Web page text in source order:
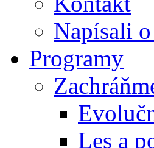
Napísali o
Programy
Les a